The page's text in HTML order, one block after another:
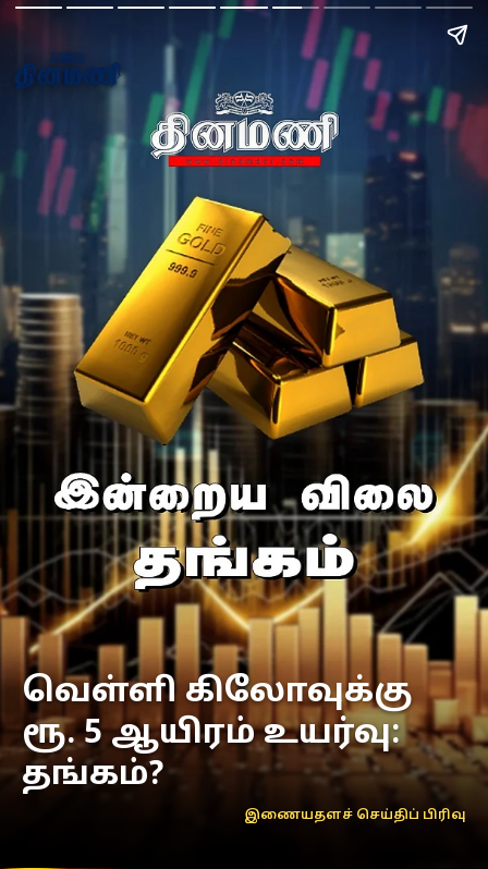
வெள்ளி கிலோவுக்கு
ரூ. 5 ஆயிரம் உயர்வு:
தங்கம்?
இணையதளச் செய்திப் பிரிவு